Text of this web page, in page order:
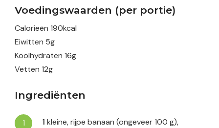
Voedingswaarden (per portie)
Calorieën 190kcal
Eiwitten 5g
Koolhydraten 16g
Vetten 12g
Ingrediënten
1 kleine, rijpe banaan (ongeveer 100 g),